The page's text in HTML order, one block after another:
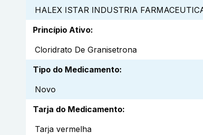
HALEX ISTAR INDUSTRIA
Princípio Ativo:
Cloridrato De Granisetrona
Tipo do Medicamento:
Novo
Tarja do Medicamento:
Tarja vermelha